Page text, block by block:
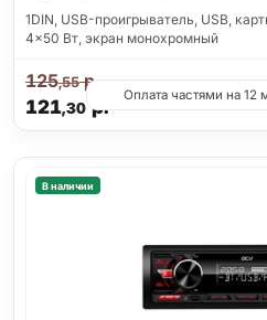
1DIN, USB-проигрыватель, USB,
4x50 Вт, экран монохромный
121,30р.
125,55р.
Оплата частями на 12
В наличии